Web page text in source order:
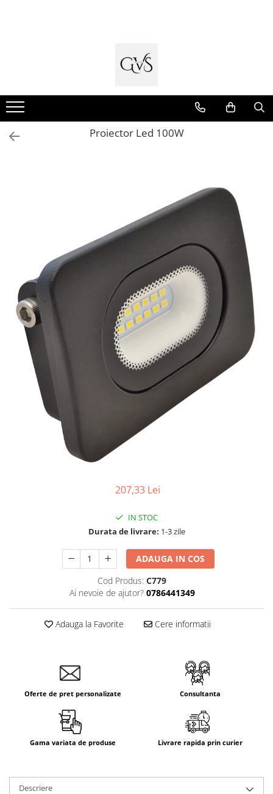
Conductori - Fy - Myf
Cabluri tip Cordon (MYYM)
Cabluri tip CYY-F
Cabluri Alarmă - Incendiu
Tablouri si Sigurante
Tablouri Organizare
Cutii Sigurante
Sigurante Automate
Gama Legrand
Gama Noark
Accesorii Tablou-Sigurante
Contor Curent
Relee de comanda si supraveghere
Trasee Cabluri / Accesorii
Aparataj Smart
Intrerupatoare Touch / Standard
German
Intrerupatoare Touch / Standard
Prize Schuko - TV / Date / Media
Prize + Intrerupatoare
Prize
Living Now With Netatmo
Prize si Intrerupatoare
Aparataj Aplicat
Aparataj Clasic
Proiector Led 100W
207,33 Lei
IN STOC
Durata de livrare: 1-3 zile
ADAUGA IN COS
Cod Produs: C779
Ai nevoie de ajutor? 0786441349
Adauga la Favorite Cere informatii
Oferte de pret personalizate Consultanta
Gama variata de produse Livrare rapida prin curier
Descriere